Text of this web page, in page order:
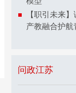
【职引未来
产教融合护航
问政江苏